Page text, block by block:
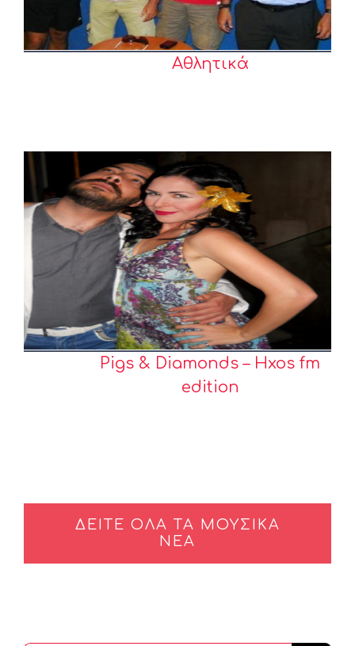
Αθλητικά
Pigs & Diamonds – Hxos fm
edition
ΔΕΙΤΕ ΟΛΑ ΤΑ ΜΟΥΣΙΚΑ
ΝΕΑ